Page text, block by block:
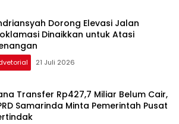
Dorong Elevasi Jalan
Dinaikkan untuk Atasi
21 Juli 2026
Transfer Rp427,7 Miliar Belum Cair,
Samarinda Minta Pemerintah Pusat